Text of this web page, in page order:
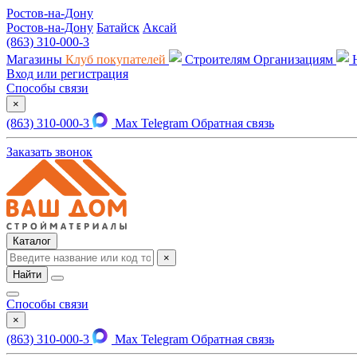
Ростов-на-Дону
Ростов-на-Дону Батайск Аксай
(863) 310-000-3
Магазины Клуб покупателей Строителям Организациям
Вход или регистрация
Способы связи
×
(863) 310-000-3 Max Telegram Обратная связь
Заказать звонок
Каталог
×
Найти
Способы связи
×
(863) 310-000-3 Max Telegram Обратная связь